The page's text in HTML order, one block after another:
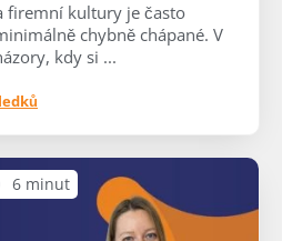
firemní kultury je často
chybně chápané. V
kdy si ...
6 minut